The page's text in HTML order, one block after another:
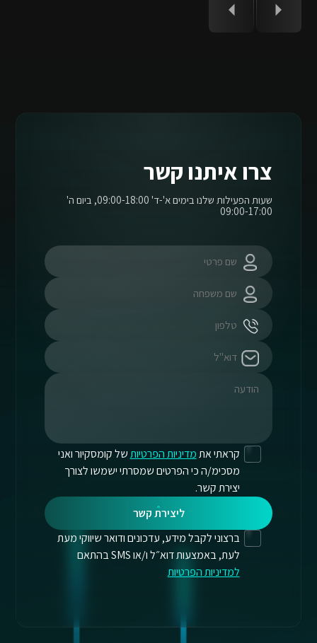
צרו איתנו קשר
שעות הפעילות שלנו בימים א'-ד' 09:00-18:00, ביום ה'
09:00-17:00
קראתי אתמדיניות הפרטיותשל קומסקיור ואני
מסכימ/ה כי הפרטים שמסרתי ישמשו לצורך
יצירת קשר.
ליצירת קשר
ברצוני לקבל מידע, עדכונים ודואר שיווקי מעת
לעת, באמצעות דוא״ל ו/או SMS בהתאם
למדיניות הפרטיות